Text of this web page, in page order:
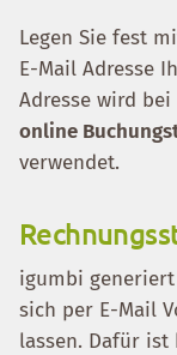
Legen Sie fest
E-Mail Adresse
Adresse wird bei
online
verwendet.
igumbi generiert
sich per E-Mail
lassen. Dafür